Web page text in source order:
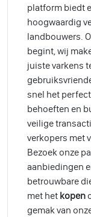
platform biedt
hoogwaardig
landbouwers.
begint, wij
juiste varkens
snel het
behoeften en
veilige
verkopers met
Bezoek onze
aanbiedingen
betrouwbare
met het kopen
gemak van